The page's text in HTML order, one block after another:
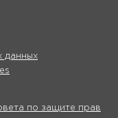
данных
по защите прав